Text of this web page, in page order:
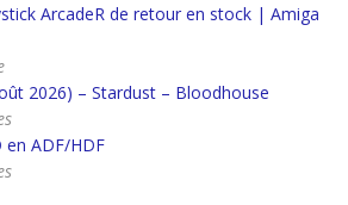
ArcadeR de retour en stock | Amiga
2026) – Stardust – Bloodhouse
en ADF/HDF